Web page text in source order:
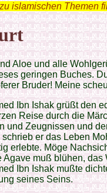
islamischen Themen
Aloe und alle
geringen Buches.
Bruder! Meine
Ibn Ishak grüßt den
Reise durch die
und Zeugnissen und
er das Leben
erlebte. Möge
Agave muß blühen,
Ibn Ishak mußte
seines Seins.